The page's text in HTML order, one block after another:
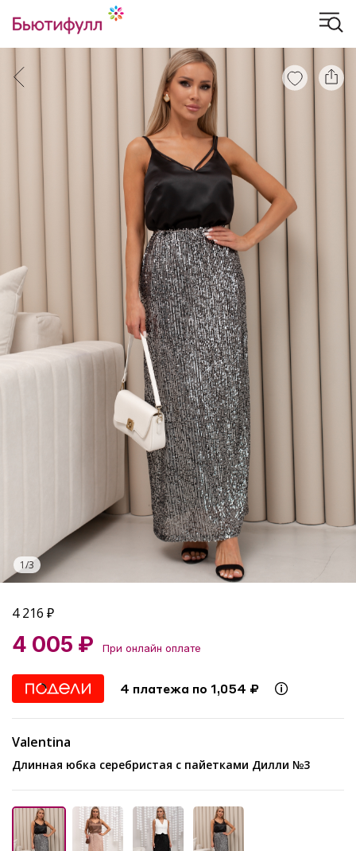
1/3
4 216 ₽
4 005 ₽ При онлайн оплате
4 платежа по 1,054 ₽
Valentina
Длинная юбка серебристая с пайетками Дилли №3